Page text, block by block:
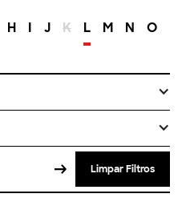
H I J K L M N O
Limpar Filtros